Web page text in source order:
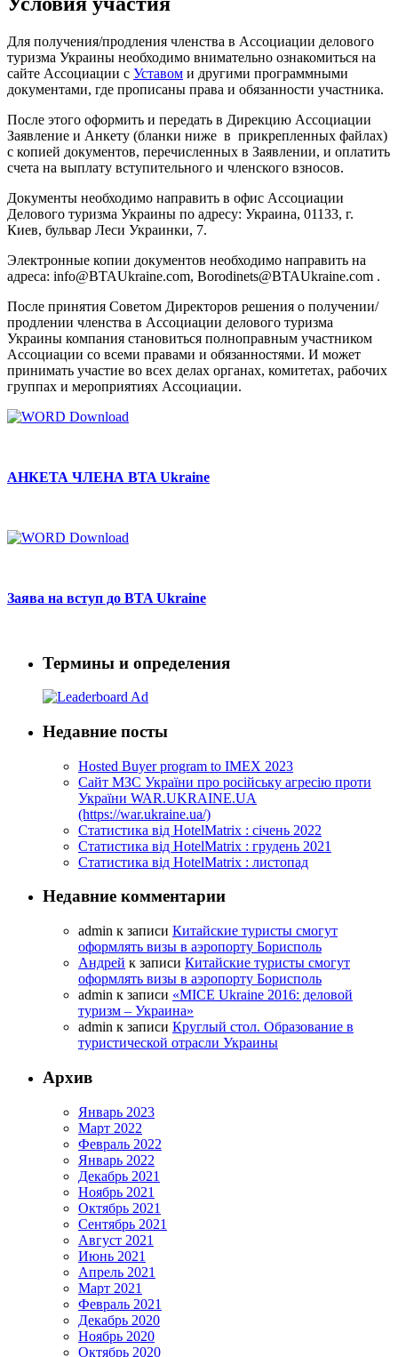
Для получения/продления членства в Ассоциации делового
туризма Украины необходимо внимательно ознакомиться на
сайте Ассоциации с Уставом и другими программными
документами, где прописаны права и обязанности участника.
После этого оформить и передать в Дирекцию Ассоциации
Заявление и Анкету (бланки ниже в прикрепленных файлах)
с копией документов, перечисленных в Заявлении, и оплатить
счета на выплату вступительного и членского взносов.
Документы необходимо направить в офис Ассоциации
Делового туризма Украины по адресу: Украина, 01133, г.
Киев, бульвар Леси Украинки, 7.
Электронные копии документов необходимо направить на
адреса: info@BTAUkraine.com, Borodinets@BTAUkraine.com .
После принятия Советом Директоров решения о получении/
продлении членства в Ассоциации делового туризма
Украины компания становиться полноправным участником
Ассоциации со всеми правами и обязанностями. И может
принимать участие во всех делах органах, комитетах, рабочих
группах и мероприятиях Ассоциации.
АНКЕТА ЧЛЕНА BTA Ukraine
Заява на вступ до BTA Ukraine
Термины и определения
Недавние посты
Hosted Buyer program to IMEX 2023
Cайт МЗС України про російську агресію проти
України WAR.UKRAINE.UA
(https://war.ukraine.ua/)
Статистика від HotelMatrix : січень 2022
Статистика від HotelMatrix : грудень 2021
Статистика від HotelMatrix : листопад
Недавние комментарии
admin к записи Китайские туристы смогут
оформлять визы в аэропорту Борисполь
Андрей к записи Китайские туристы смогут
оформлять визы в аэропорту Борисполь
admin к записи «MICE Ukraine 2016: деловой
туризм – Украина»
admin к записи Круглый стол. Образование в
туристической отрасли Украины
Архив
Январь 2023
Март 2022
Февраль 2022
Январь 2022
Декабрь 2021
Ноябрь 2021
Октябрь 2021
Сентябрь 2021
Август 2021
Июнь 2021
Апрель 2021
Март 2021
Февраль 2021
Декабрь 2020
Ноябрь 2020
Октябрь 2020